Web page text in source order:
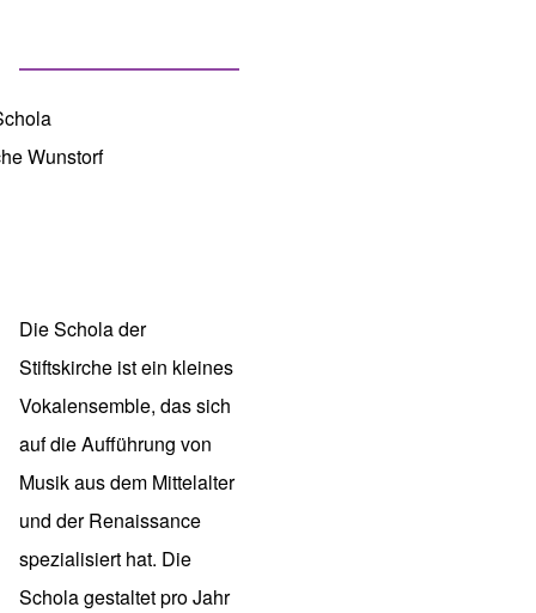
Wunstorf
DieSchola der
Stiftskirche ist ein kleines
Vokalensemble, das sich
auf die Aufführung von
Musik aus dem Mittelalter
und der Renaissance
spezialisiert hat. Die
Schola gestaltet pro Jahr